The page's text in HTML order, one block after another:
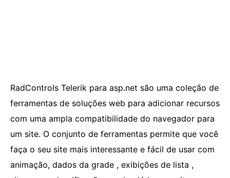
RadControls Telerik para asp.net são uma coleção de
ferramentas de soluções web para adicionar recursos
com uma ampla compatibilidade do navegador para
um site. O conjunto de ferramentas permite que você
faça o seu site mais interessante e fácil de usar com
animação, dados da grade , exibições de lista ,